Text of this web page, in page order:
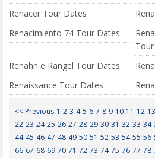
Renacer Tour Dates
Renacimiento 74 Tour Dates
Renahn e Rangel Tour Dates
Renaissance Tour Dates
<< Previous 1 2 3 4 5 6 7 8 9 10 11 12 13
22 23 24 25 26 27 28 29 30 31 32 33 34
44 45 46 47 48 49 50 51 52 53 54 55 56
66 67 68 69 70 71 72 73 74 75 76 77 78